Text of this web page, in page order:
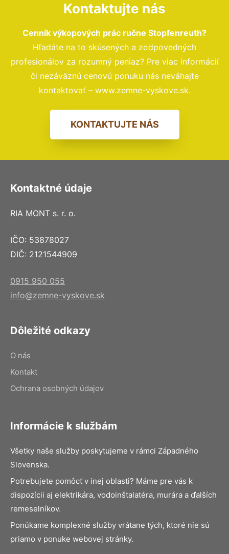
Kontaktujte nás
Cenník výkopových prác ručne Stopfenreuth?
Hľadáte na to skúsených a zodpovedných
profesionálov za rozumný peniaz? Pre viac informácií
či nezáväznú cenovú ponuku nás neváhajte
kontaktovať – www.zemne-vyskove.sk.
KONTAKTUJTE NÁS
Kontaktné údaje
RIA MONT s. r. o.
IČO: 53878027
DIČ: 2121544909
0915 950 055
info@zemne-vyskove.sk
Dôležité odkazy
O nás
Kontakt
Ochrana osobných údajov
Informácie k službám
Všetky naše služby poskytujeme v rámci Západného
Slovenska.
Potrebujete pomôcť v inej oblasti? Máme pre vás k
dispozícii aj elektrikára, vodoinštalatéra, murára a ďalších
remeselníkov.
Ponúkame komplexné služby vrátane tých, ktoré nie sú
priamo v ponuke webovej stránky.